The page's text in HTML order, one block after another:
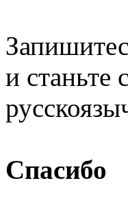
и
Спасибо